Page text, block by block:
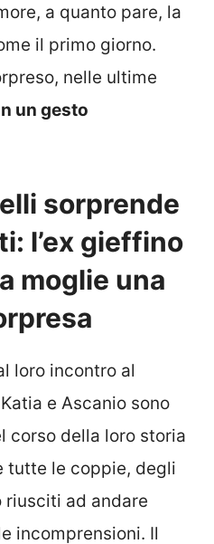
a quanto pare, la
il primo giorno.
nelle ultime
un gesto
sorprende
l’ex gieffino
moglie una
loro incontro al
e Ascanio sono
corso della loro storia
tutte le coppie, degli
riusciti ad andare
incomprensioni. Il